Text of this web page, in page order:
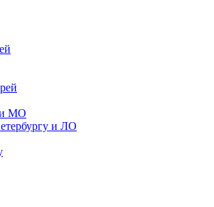
и МО
и ЛО